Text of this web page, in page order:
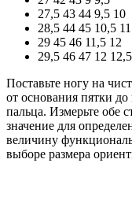
27,5 43 44 9,5 10
28,5 44 45 10,5 11
29 45 46 11,5 12
29,5 46 47 12 12,5
Поставьте ногу на
от основания пятки
пальца. Измерьте обе
значение для
величину
выборе размера